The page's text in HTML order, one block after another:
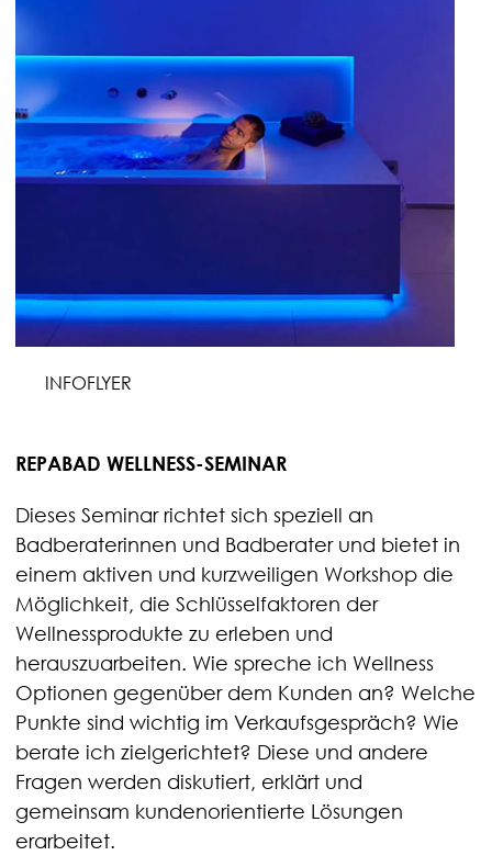
INFOFLYER
REPABAD WELLNESS-SEMINAR
Dieses Seminar richtet sich speziell an
Badberaterinnen und Badberater und bietet in
einem aktiven und kurzweiligen Workshop die
Möglichkeit, die Schlüsselfaktoren der
Wellnessprodukte zu erleben und
herauszuarbeiten. Wie spreche ich Wellness
Optionen gegenüber dem Kunden an? Welche
Punkte sind wichtig im Verkaufsgespräch? Wie
berate ich zielgerichtet? Diese und andere
Fragen werden diskutiert, erklärt und
gemeinsam kundenorientierte Lösungen
erarbeitet.